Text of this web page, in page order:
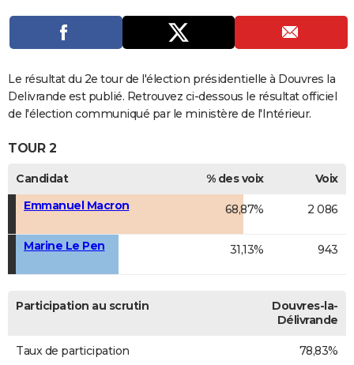
PROGRAMME TV
COPAINS D'AVANT
S'inscrire
Se connecter
Lycées
Collèges
Primaires
Universités
Entreprises
Service militaire
Avis de recherche
AVIS DE DÉCÈS
FORUM
Bricolage
Lifestyle
Culture
Sport
Auto
Television
Voyage
Cinema
Le résultat du 2e tour de l'élection présidentielle à Douvres la
Delivrande est publié. Retrouvez ci-dessous le résultat officiel
de l'élection communiqué par le ministère de l'Intérieur.
TOUR 2
Candidat % des voix
Voix
Emmanuel Macron
68,87% 2 086
Marine Le Pen 31,13% 943
Participation au scrutin
Douvres-la-
Délivrande
Taux de participation 78,83%